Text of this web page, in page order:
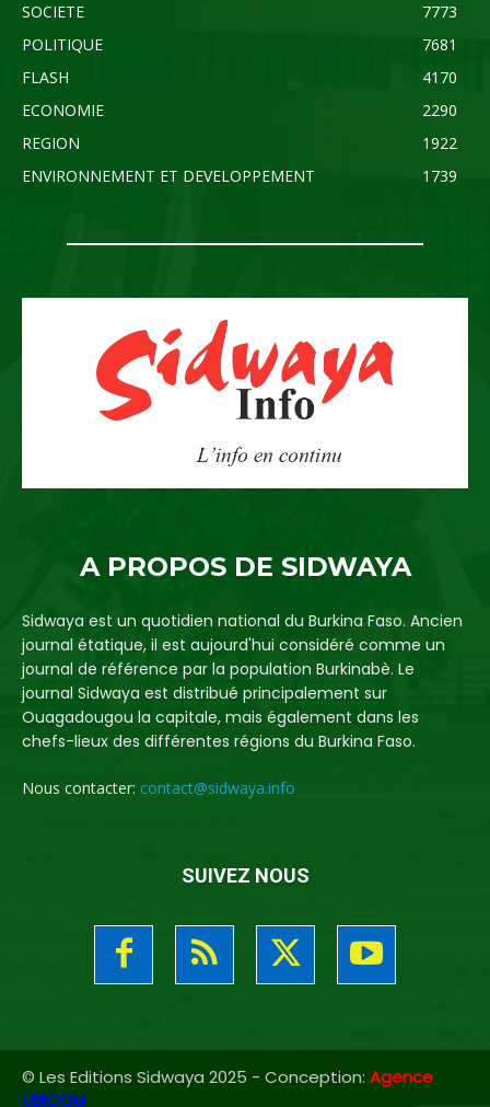
SOCIETE
7773
POLITIQUE
7681
FLASH
4170
ECONOMIE
2290
REGION
1922
ENVIRONNEMENT ET DEVELOPPEMENT
1739
A PROPOS DE SIDWAYA
Sidwaya est un quotidien national du Burkina Faso. Ancien
journal étatique, il est aujourd'hui considéré comme un
journal de référence par la population Burkinabè. Le
journal Sidwaya est distribué principalement sur
Ouagadougou la capitale, mais également dans les
chefs-lieux des différentes régions du Burkina Faso.
Nous contacter: contact@sidwaya.info
SUIVEZ NOUS
© Les Editions Sidwaya 2025 - Conception: Agence
UBICOM